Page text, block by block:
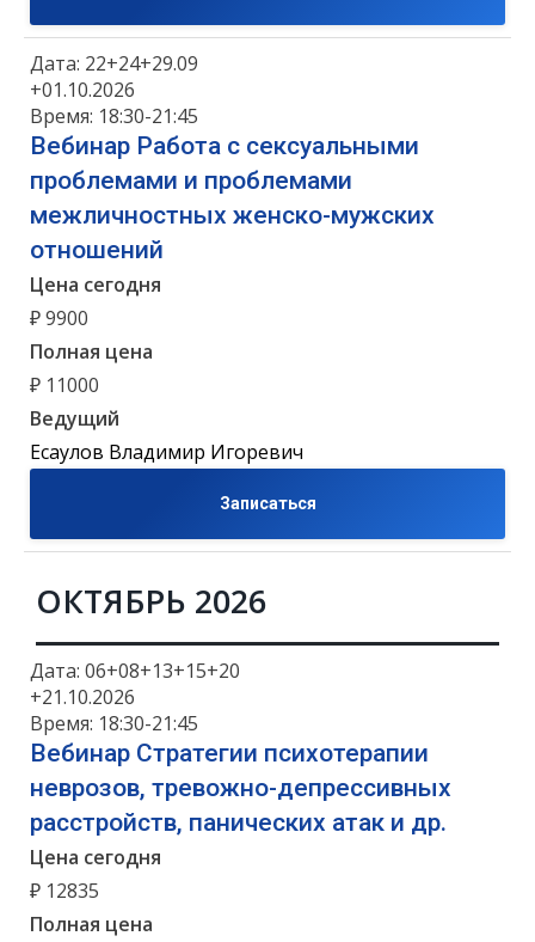
Дата: 22+24+29.09
+01.10.2026
Время: 18:30-21:45
Вебинар Работа с сексуальными
проблемами и проблемами
межличностных женско-мужских
отношений
Цена сегодня
₽ 9900
Полная цена
₽ 11000
Ведущий
Есаулов Владимир Игоревич
Записаться
ОКТЯБРЬ 2026
Дата: 06+08+13+15+20
+21.10.2026
Время: 18:30-21:45
Вебинар Стратегии психотерапии
неврозов, тревожно-депрессивных
расстройств, панических атак и др.
Цена сегодня
₽ 12835
Полная цена